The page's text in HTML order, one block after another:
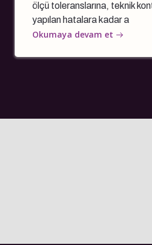
ölçü toleranslarına, teknik
yapılan hatalara kadar a
Okumaya devam et